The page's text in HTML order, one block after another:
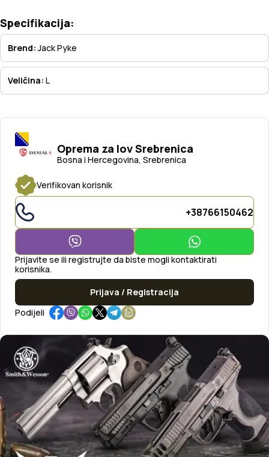
Oprema za lov Srebrenica
Bosna i Hercegovina, Srebrenica
Verifikovan korisnik
+38766150462
Prijavite se ili registrujte da biste mogli kontaktirati
korisnika.
Prijava / Registracija
Podijeli
Specifikacija:
Brend:Jack Pyke
Veličina: L